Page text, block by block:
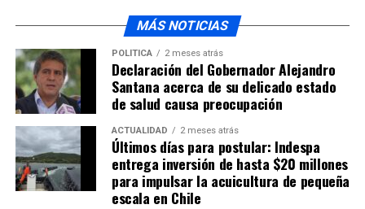
MÁS NOTICIAS
POLÍTICA 2 meses atrás
Declaración del Gobernador Alejandro
Santana acerca de su delicado estado
de salud causa preocupación
ACTUALIDAD 2 meses atrás
Últimos días para postular: Indespa
entrega inversión de hasta $20 millones
para impulsar la acuicultura de pequeña
escala en Chile